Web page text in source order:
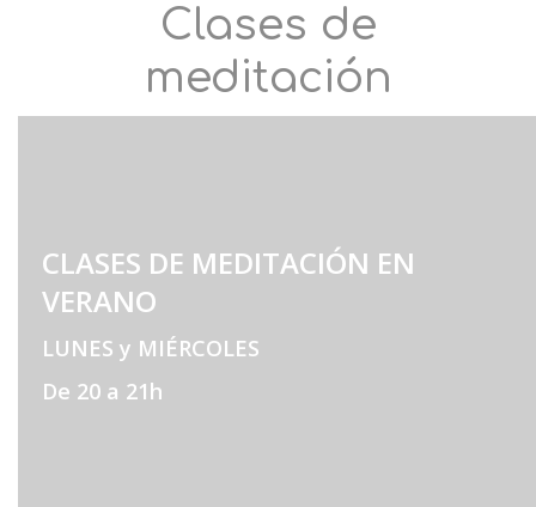
Clases de
meditación
CLASES DE MEDITACIÓN EN
VERANO
LUNES y MIÉRCOLES
De 20 a 21h